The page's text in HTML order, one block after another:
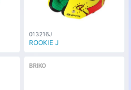
013216J
ROOKIE J
BRIKO